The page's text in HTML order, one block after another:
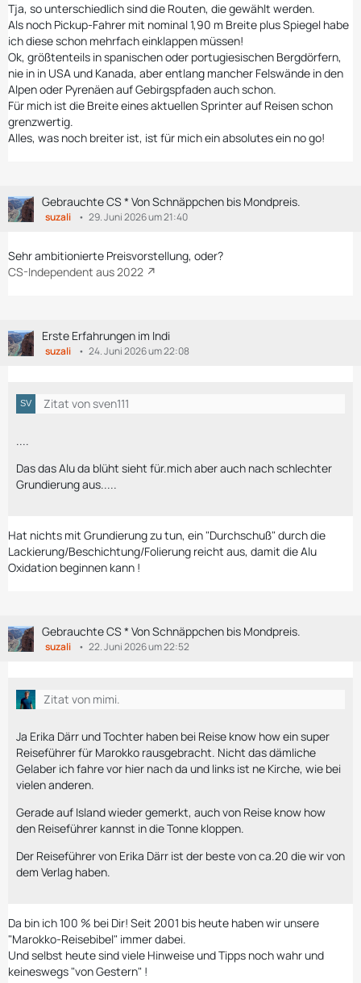
Tja, so unterschiedlich sind die Routen, die gewählt werden.
Als noch Pickup-Fahrer mit nominal 1,90 m Breite plus Spiegel habe
ich diese schon mehrfach einklappen müssen!
Ok, größtenteils in spanischen oder portugiesischen Bergdörfern,
nie in in USA und Kanada, aber entlang mancher Felswände in den
Alpen oder Pyrenäen auf Gebirgspfaden auch schon.
Für mich ist die Breite eines aktuellen Sprinter auf Reisen schon
grenzwertig.
Alles, was noch breiter ist, ist für mich ein absolutes ein no go!
Gebrauchte CS * Von Schnäppchen bis Mondpreis.
suzali 29. Juni 2026 um 21:40
Sehr ambitionierte Preisvorstellung, oder?
CS-Independent aus 2022
Erste Erfahrungen im Indi
suzali 24. Juni 2026 um 22:08
Zitat von sven111
....
Das das Alu da blüht sieht für.mich aber auch nach schlechter
Grundierung aus.....
Hat nichts mit Grundierung zu tun, ein "Durchschuß" durch die
Lackierung/Beschichtung/Folierung reicht aus, damit die Alu
Oxidation beginnen kann !
Gebrauchte CS * Von Schnäppchen bis Mondpreis.
suzali 22. Juni 2026 um 22:52
Zitat von mimi.
Ja Erika Därr und Tochter haben bei Reise know how ein super
Reiseführer für Marokko rausgebracht. Nicht das dämliche
Gelaber ich fahre vor hier nach da und links ist ne Kirche, wie bei
vielen anderen.
Gerade auf Island wieder gemerkt, auch von Reise know how
den Reiseführer kannst in die Tonne kloppen.
Der Reiseführer von Erika Därr ist der beste von ca.20 die wir von
dem Verlag haben.
Da bin ich 100 % bei Dir! Seit 2001 bis heute haben wir unsere
"Marokko-Reisebibel" immer dabei.
Und selbst heute sind viele Hinweise und Tipps noch wahr und
keineswegs "von Gestern" !